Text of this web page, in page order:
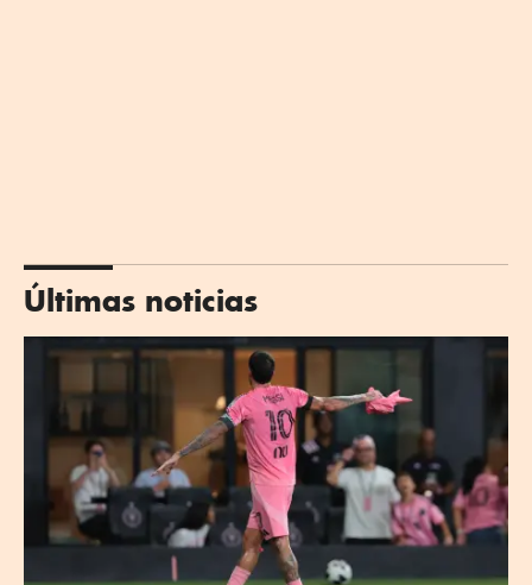
Últimas noticias